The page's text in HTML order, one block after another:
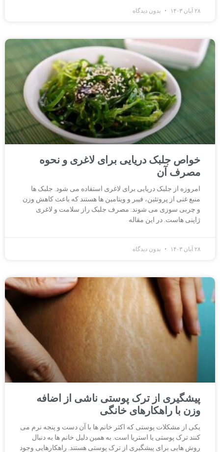
۲۸ آبان ۱۴۰۳ بدون دیدگاه
خواص جلبک دریایی برای لاغری و نحوه
مصرف آن
امروزه از جلبک دریایی برای لاغری استفاده می شود. جلبک ها
منبع غنی از پروتئین، فیبر و ویتامین ها هستند که باعث کاهش وزن
و چربی سوزی می شوند. مصرف جلبک راز سلامت و لاغری
ژاپنی هاست. در این مقاله
۲۸ آبان ۱۴۰۳ بدون دیدگاه
پیشگیری از ترک پوستی ناشی از اضافه
وزن با راهکارهای خانگی
یکی از مشکلات پوستی که اکثر خانم ها با آن دست و پنجه نرم می
کنند ترک پوستی یا استریا است. به همین دلیل خانم ها به دنبال
روش هایی برای پیشگیری از ترک پوستی هستند. راهکارهایی وجود